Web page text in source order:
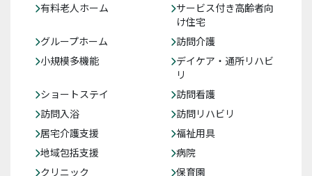
有料老人ホーム
サービス付き高齢者向
け住宅
グループホーム
訪問介護
小規模多機能
デイケア・通所リハビ
リ
ショートステイ
訪問看護
訪問入浴
訪問リハビリ
居宅介護支援
福祉用具
地域包括支援
病院
クリニック
保育園